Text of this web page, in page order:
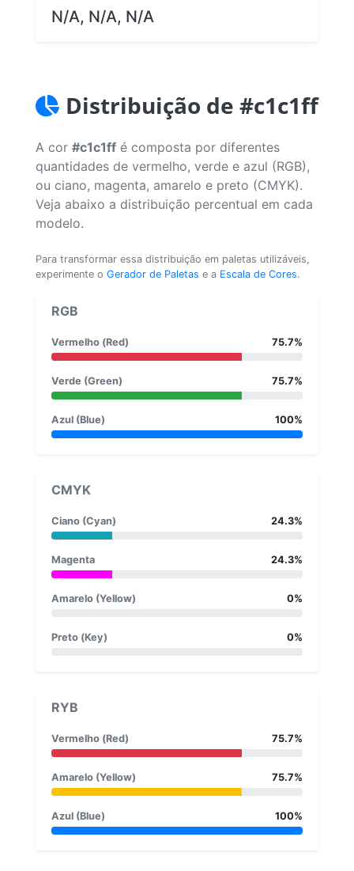
N/A, N/A, N/A
Distribuição de #c1c1ff
A cor #c1c1ff é composta por diferentes
quantidades de vermelho, verde e azul (RGB),
ou ciano, magenta, amarelo e preto (CMYK).
Veja abaixo a distribuição percentual em cada
modelo.
Para transformar essa distribuição em paletas utilizáveis,
experimente o Gerador de Paletas e a Escala de Cores.
RGB
Vermelho (Red) 75.7%
Verde (Green) 75.7%
Azul (Blue) 100%
CMYK
Ciano (Cyan) 24.3%
Magenta 24.3%
Amarelo (Yellow) 0%
Preto (Key) 0%
RYB
Vermelho (Red) 75.7%
Amarelo (Yellow) 75.7%
Azul (Blue) 100%